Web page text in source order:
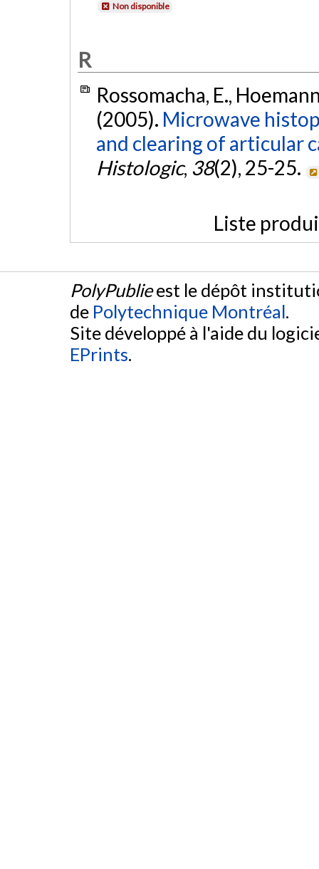
Non disponible
R
Rossomacha, E.,
(2005). Microwave
and clearing of articular
Histologic, 38(2), 25-25.
Liste
PolyPublieest le dépôt
de Polytechnique Montréal.
Site développé à l'aide du
EPrints.